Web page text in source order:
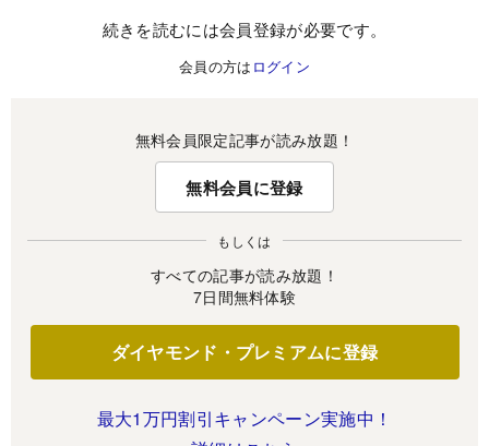
続きを読むには会員登録が必要です。
会員の方は ログイン
無料会員限定記事が読み放題！
無料会員に登録
もしくは
すべての記事が読み放題！
7日間無料体験
ダイヤモンド・プレミアムに登録
最大1万円割引キャンペーン実施中！